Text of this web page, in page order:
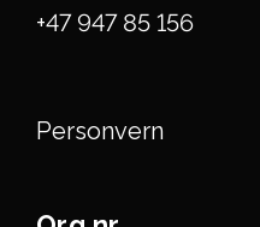
+47 947 85 156
Personvern